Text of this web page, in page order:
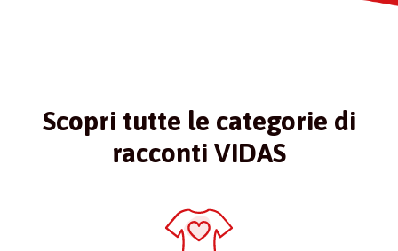
Scopri tutte le categorie di
racconti VIDAS